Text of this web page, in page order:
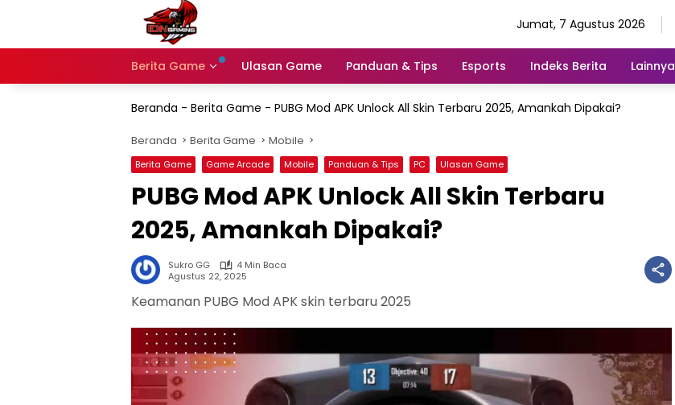
Jumat, 7 Agustus 2026
Berita Game Ulasan Game Panduan & Tips Esports Indeks Berita Lainnya
Beranda - Berita Game - PUBG Mod APK Unlock All Skin Terbaru 2025, Amankah Dipakai?
Beranda Berita Game Mobile
Berita Game Game Arcade Mobile Panduan & Tips PC Ulasan Game
PUBG Mod APK Unlock All Skin Terbaru
2025, Amankah Dipakai?
Sukro GG
4 Min Baca
Agustus 22, 2025
Keamanan PUBG Mod APK skin terbaru 2025